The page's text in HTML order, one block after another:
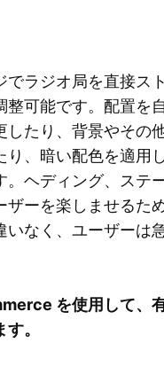
ラジオ局を直接ス
可能です。配置を
たり、背景やその
、暗い配色を適用
ヘディング、ステ
ーを楽しませるた
なく、ユーザーは
を使用して、
。